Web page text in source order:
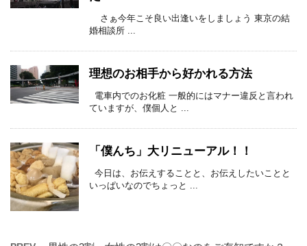
さぁ今年こそ良い出逢いをしましょう 東京の結
婚相談所 ...
理想のお相手から好かれる方法
電車内でのお化粧 一般的にはマナー違反と言われ
ていますが、僕個人と ...
「僕んち」大リニューアル！！
今日は、お伝えすることと、お伝えしたいことと
いっぱいなのでちょっと ...